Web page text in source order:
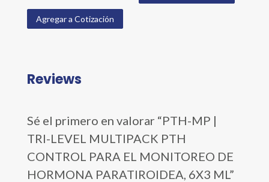
Agregar a Cotización
Reviews
Sé el primero en valorar “PTH-MP |
TRI-LEVEL MULTIPACK PTH
CONTROL PARA EL MONITOREO DE
HORMONA PARATIROIDEA, 6X3 ML”